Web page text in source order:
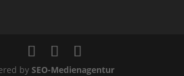
bySEO-Medienagentur